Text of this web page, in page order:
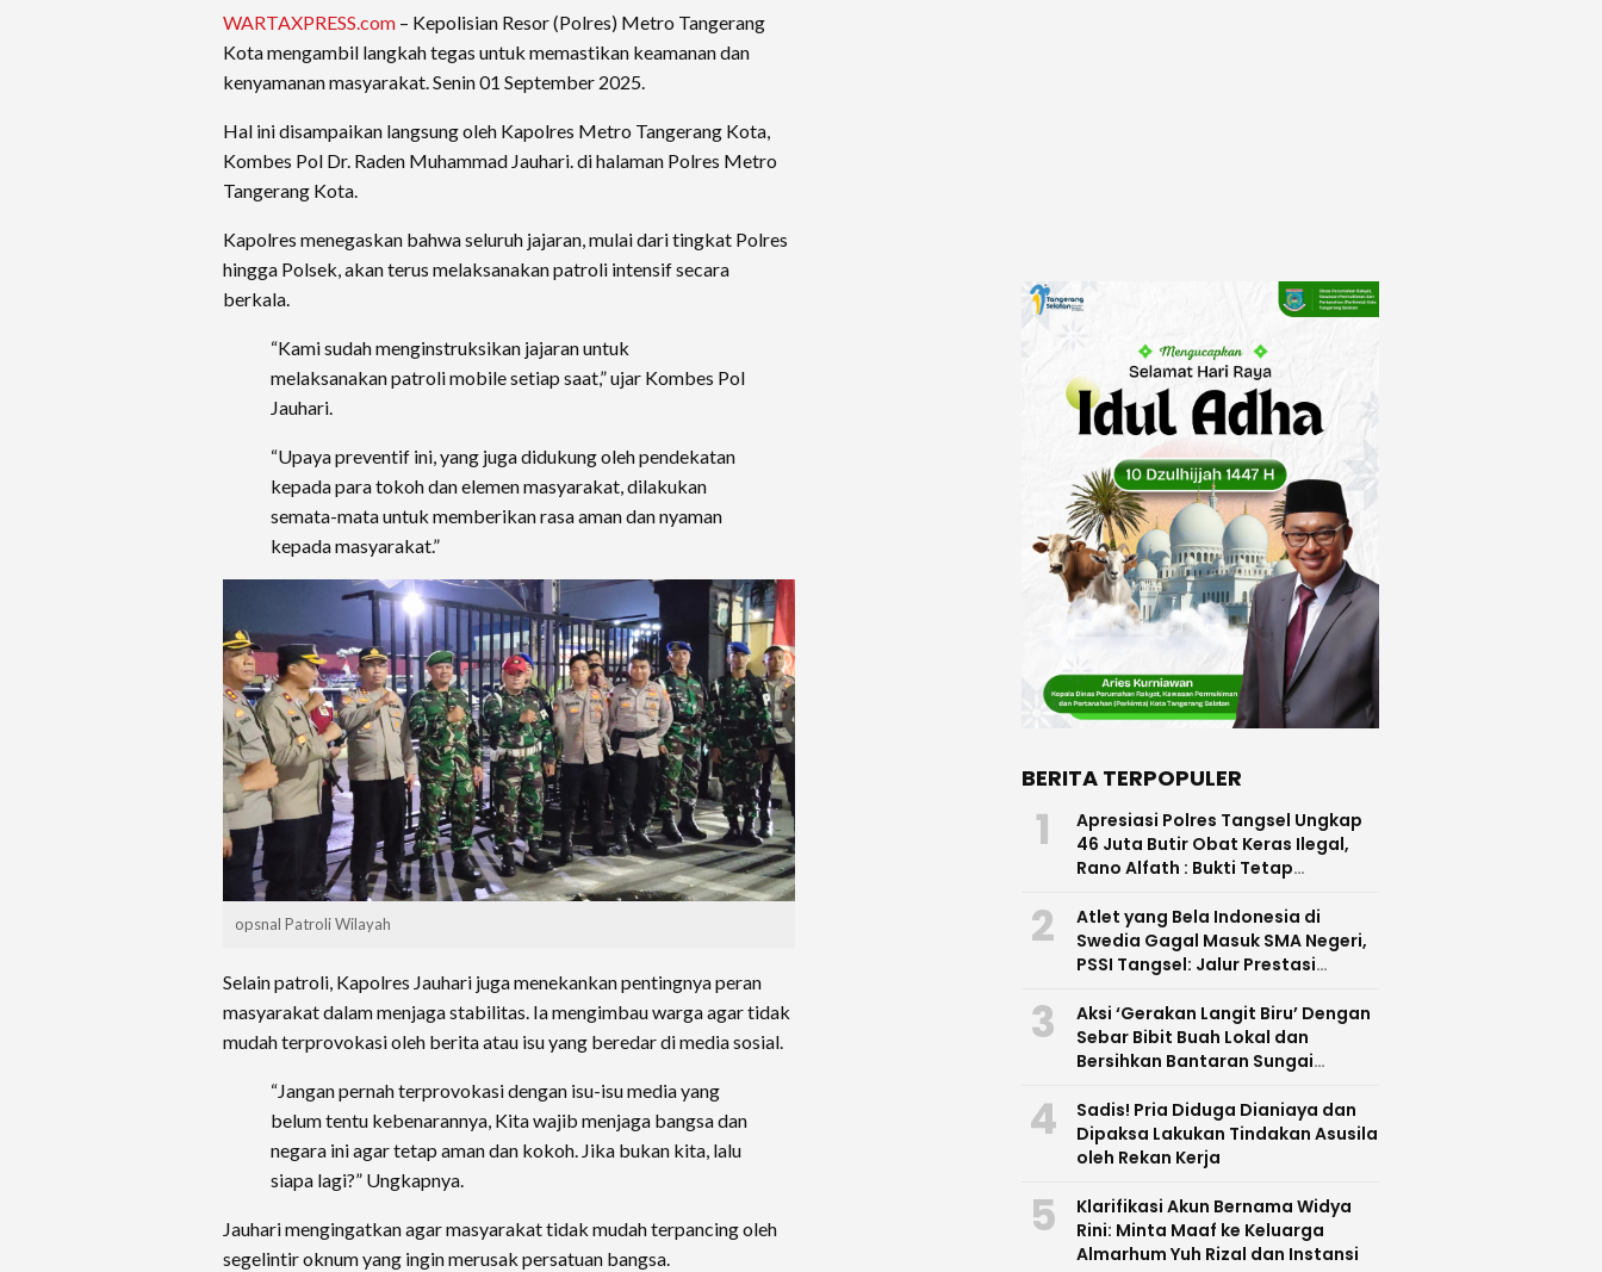
WARTAXPRESS.com – Kepolisian Resor (Polres) Metro Tangerang
Kota mengambil langkah tegas untuk memastikan keamanan dan
kenyamanan masyarakat. Senin 01 September 2025.
Hal ini disampaikan langsung oleh Kapolres Metro Tangerang Kota,
Kombes Pol Dr. Raden Muhammad Jauhari. di halaman Polres Metro
Tangerang Kota.
Kapolres menegaskan bahwa seluruh jajaran, mulai dari tingkat Polres
hingga Polsek, akan terus melaksanakan patroli intensif secara
berkala.
“Kami sudah menginstruksikan jajaran untuk
melaksanakan patroli mobile setiap saat,” ujar Kombes Pol
Jauhari.
“Upaya preventif ini, yang juga didukung oleh pendekatan
kepada para tokoh dan elemen masyarakat, dilakukan
semata-mata untuk memberikan rasa aman dan nyaman
kepada masyarakat.”
opsnal Patroli Wilayah
Selain patroli, Kapolres Jauhari juga menekankan pentingnya peran
masyarakat dalam menjaga stabilitas. Ia mengimbau warga agar tidak
mudah terprovokasi oleh berita atau isu yang beredar di media sosial.
“Jangan pernah terprovokasi dengan isu-isu media yang
belum tentu kebenarannya, Kita wajib menjaga bangsa dan
negara ini agar tetap aman dan kokoh. Jika bukan kita, lalu
siapa lagi?” Ungkapnya.
Jauhari mengingatkan agar masyarakat tidak mudah terpancing oleh
segelintir oknum yang ingin merusak persatuan bangsa.
BERITA TERPOPULER
1
Apresiasi Polres Tangsel Ungkap
46 Juta Butir Obat Keras Ilegal,
Rano Alfath : Bukti Tetap
2
Atlet yang Bela Indonesia di
Swedia Gagal Masuk SMA Negeri,
PSSI Tangsel: Jalur Prestasi
3
Aksi ‘Gerakan Langit Biru’ Dengan
Sebar Bibit Buah Lokal dan
Bersihkan Bantaran Sungai
4
Sadis! Pria Diduga Dianiaya dan
Dipaksa Lakukan Tindakan Asusila
oleh Rekan Kerja
5
Klarifikasi Akun Bernama Widya
Rini: Minta Maaf ke Keluarga
Almarhum Yuh Rizal dan Instansi